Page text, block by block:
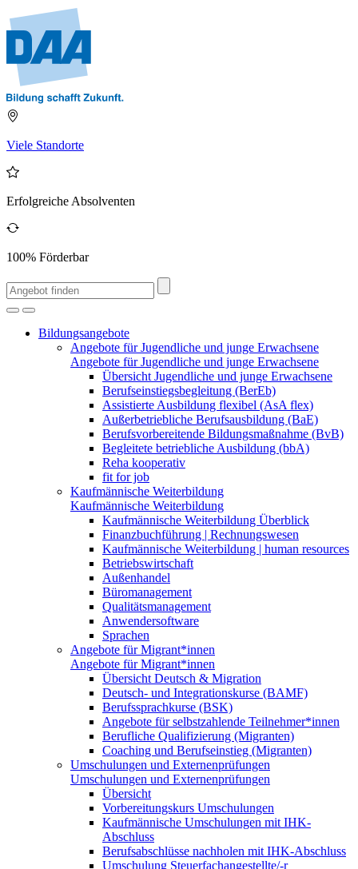
Viele Standorte
Erfolgreiche Absolventen
100% Förderbar
Bildungsangebote
Angebote für Jugendliche und junge Erwachsene
Angebote für Jugendliche und junge Erwachsene
Übersicht Jugendliche und junge Erwachsene
Berufseinstiegsbegleitung (BerEb)
Assistierte Ausbildung flexibel (AsA flex)
Außerbetriebliche Berufsausbildung (BaE)
Berufsvorbereitende Bildungsmaßnahme (BvB)
Begleitete betriebliche Ausbildung (bbA)
Reha kooperativ
fit for job
Kaufmännische Weiterbildung
Kaufmännische Weiterbildung
Kaufmännische Weiterbildung Überblick
Finanzbuchführung | Rechnungswesen
Kaufmännische Weiterbildung | human resources
Betriebswirtschaft
Außenhandel
Büromanagement
Qualitätsmanagement
Anwendersoftware
Sprachen
Angebote für Migrant*innen
Angebote für Migrant*innen
Übersicht Deutsch & Migration
Deutsch- und Integrationskurse (BAMF)
Berufssprachkurse (BSK)
Angebote für selbstzahlende Teilnehmer*innen
Berufliche Qualifizierung (Migranten)
Coaching und Berufseinstieg (Migranten)
Umschulungen und Externenprüfungen
Umschulungen und Externenprüfungen
Übersicht
Vorbereitungskurs Umschulungen
Kaufmännische Umschulungen mit IHK-
Abschluss
Berufsabschlüsse nachholen mit IHK-Abschluss
Umschulung Steuerfachangestellte/-r